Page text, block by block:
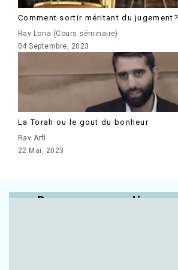
Comment sortir méritant du jugement?
Rav Loria (Cours séminaire)
04 Septembre, 2023
La Torah ou le gout du bonheur
Rav Arfi
22 Mai, 2023
Posez vos questions